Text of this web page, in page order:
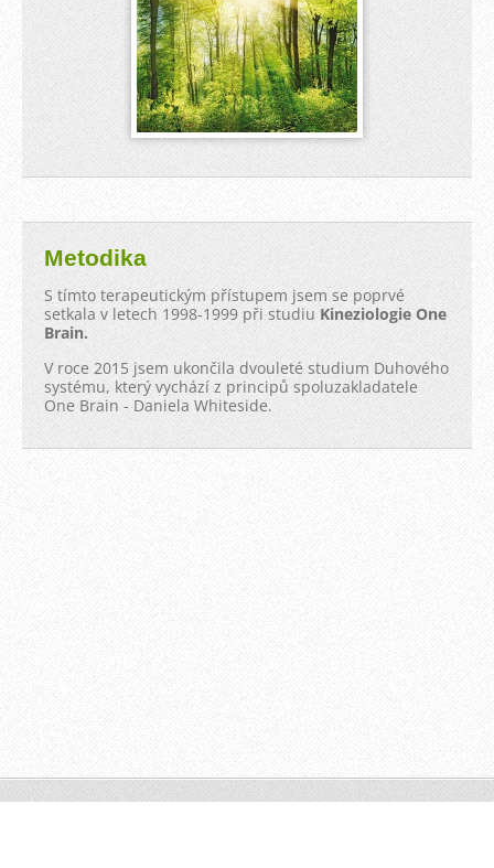
Metodika
S tímto terapeutickým přístupem jsem se poprvé
setkala v letech 1998-1999 při studiu Kineziologie One
Brain.
V roce 2015 jsem ukončila dvouleté studium Duhového
systému, který vychází z principů spoluzakladatele
One Brain - Daniela Whiteside.